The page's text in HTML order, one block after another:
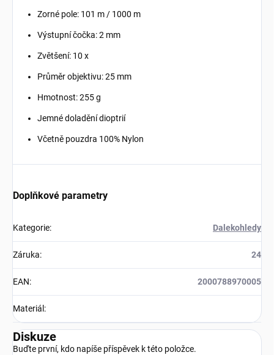
Zorné pole: 101 m / 1000 m
Výstupní čočka: 2 mm
Zvětšení: 10 x
Průměr objektivu: 25 mm
Hmotnost: 255 g
Jemné doladění dioptrií
Včetně pouzdra 100% Nylon
Doplňkové parametry
Kategorie: Dalekohledy
Záruka: 24
EAN: 2000788970005
Materiál :
Diskuze
Buďte první, kdo napíše příspěvek k této položce.